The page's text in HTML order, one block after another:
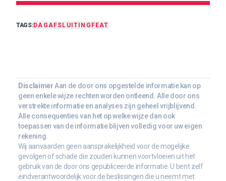
TAGS:DAGAFSLUITING FEAT
Disclaimer Aan de door ons opgestelde informatie kan op
geen enkele wijze rechten worden ontleend. Alle door ons
verstrekte informatie en analyses zijn geheel vrijblijvend.
Alle consequenties van het op welke wijze dan ook
toepassen van de informatie blijven volledig voor uw eigen
rekening.
Wij aanvaarden geen aansprakelijkheid voor de mogelijke
gevolgen of schade die zouden kunnen voortvloeien uit het
gebruik van de door ons gepubliceerde informatie. U bent zelf
eindverantwoordelijk voor de beslissingen die u neemt met